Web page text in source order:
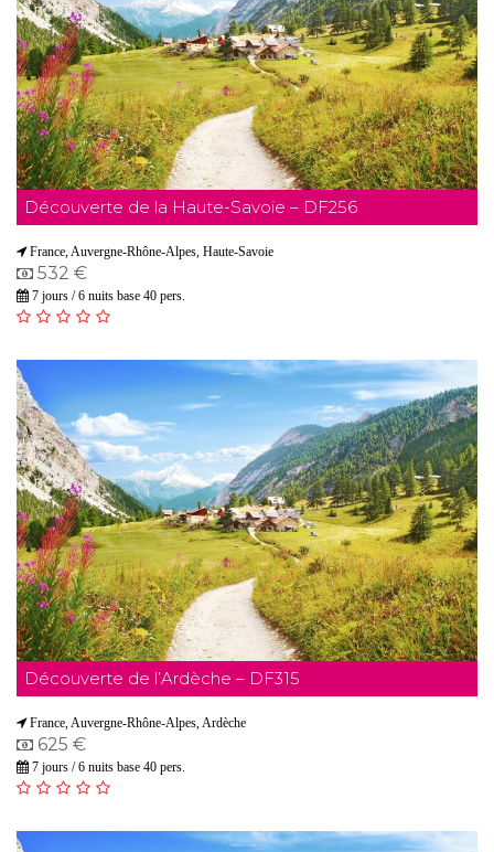
Découverte de la Haute-Savoie – DF256
France, Auvergne-Rhône-Alpes, Haute-Savoie
532 €
7 jours / 6 nuits base 40 pers.
Découverte de l’Ardèche – DF315
France, Auvergne-Rhône-Alpes, Ardèche
625 €
7 jours / 6 nuits base 40 pers.